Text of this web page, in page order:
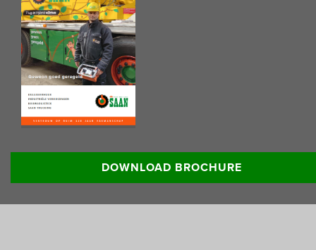
Lees meer informatie:DOWNLOAD BROCHURE